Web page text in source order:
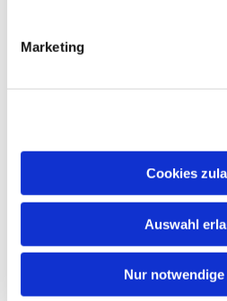
Marketing
Cookies
Auswahl
Nur
EVANGELISCHE
MAINPERLEN